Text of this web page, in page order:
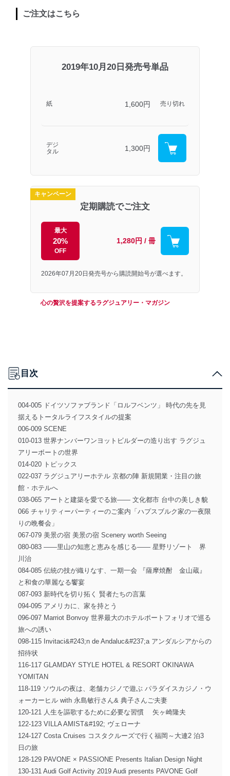
ご注文はこちら
2019年10月20日発売号単品
紙 1,600円 売り切れ
デジ
タル
1,300円
キャンペーン
定期購読でご注文
最大
20%
OFF
1,280円 / 冊
2026年07月20日発売号から購読開始号が選べます。
心の贅沢を提案するラグジュアリー・マガジン
目次
004-005 ドイツソファブランド「ロルフベンツ」 時代の先を見
据えるトータルライフスタイルの提案
006-009 SCENE
010-013 世界ナンバーワンヨットビルダーの造り出す ラグジュ
アリーボートの世界
014-020 トピックス
022-037 ラグジュアリーホテル 京都の陣 新規開業・注目の旅
館・ホテルへ
038-065 アートと建築を愛でる旅―― 文化都市 台中の美しき貌
066 チャリティーパーティーのご案内「ハプスブルク家の一夜限
りの晩餐会」
067-079 美景の宿 美景の宿 Scenery worth Seeing
080-083 ――里山の知恵と恵みを感じる―― 星野リゾート 界
川治
084-085 伝統の技が織りなす、一期一会 『薩摩焼酎 金山蔵』
と和食の華麗なる饗宴
087-093 新時代を切り拓く 賢者たちの言葉
094-095 アメリカに、家を持とう
096-097 Marriot Bonvoy 世界最大のホテルポートフォリオで巡る
旅への誘い
098-115 Invitaci&#243;n de Andaluc&#237;a アンダルシアからの
招待状
116-117 GLAMDAY STYLE HOTEL & RESORT OKINAWA
YOMITAN
118-119 ソウルの夜は、老舗カジノで遊ぶ パラダイスカジノ・ウ
ォーカーヒル with 永島敏行さん& 典子さんご夫妻
120-121 人生を謳歌するために必要な習慣 矢ヶ崎隆夫
122-123 VILLA AMIST&#192; ヴェローナ
124-127 Costa Cruises コスタクルーズで行く福岡～大連2 泊3
日の旅
128-129 PAVONE × PASSIONE Presents Italian Design Night
130-131 Audi Golf Activity 2019 Audi presents PAVONE Golf